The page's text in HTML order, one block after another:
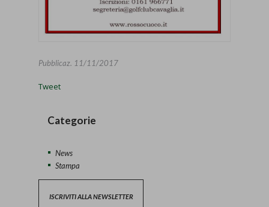
Pubblicaz. 11/11/2017
Tweet
Categorie
News
Stampa
ISCRIVITI ALLA NEWSLETTER